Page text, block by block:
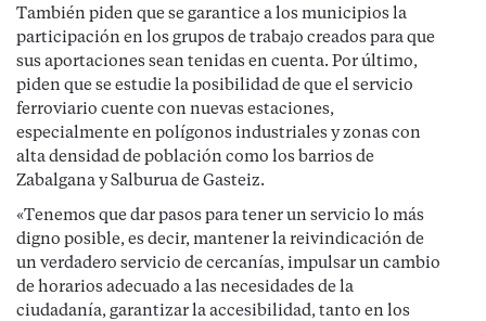
También piden que se garantice a los municipios la
participación en los grupos de trabajo creados para que
sus aportaciones sean tenidas en cuenta. Por último,
piden que se estudie la posibilidad de que el servicio
ferroviario cuente con nuevas estaciones,
especialmente en polígonos industriales y zonas con
alta densidad de población como los barrios de
Zabalgana y Salburua de Gasteiz.
«Tenemos que dar pasos para tener un servicio lo más
digno posible, es decir, mantener la reivindicación de
un verdadero servicio de cercanías, impulsar un cambio
de horarios adecuado a las necesidades de la
ciudadanía, garantizar la accesibilidad, tanto en los